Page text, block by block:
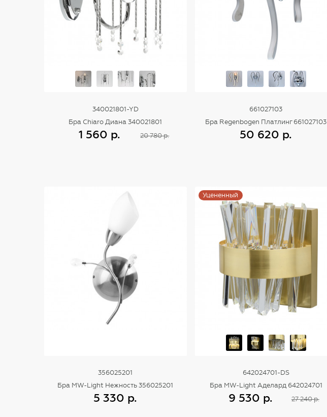
340021801-YD
Бра Chiaro Диана 340021801
1 560 р.
20 780 р.
661027103
Бра Regenbogen Платлинг 661027103
50 620 р.
356025201
Бра MW-Light Нежность 356025201
5 330 р.
Уцененный
642024701-DS
Бра MW-Light Аделард 642024701
9 530 р.
27 240 р.